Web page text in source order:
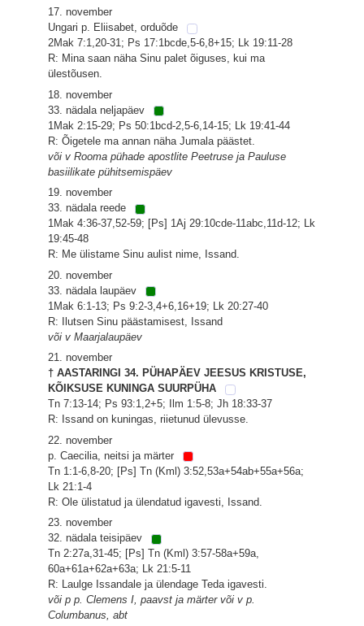
17. november
Ungari p. Eliisabet, orduõde
2Mak 7:1,20-31; Ps 17:1bcde,5-6,8+15; Lk 19:11-28
R: Mina saan näha Sinu palet õiguses, kui ma
ülestõusen.
18. november
33. nädala neljapäev
1Mak 2:15-29; Ps 50:1bcd-2,5-6,14-15; Lk 19:41-44
R: Õigetele ma annan näha Jumala päästet.
või v Rooma pühade apostlite Peetruse ja Pauluse
basiilikate pühitsemispäev
19. november
33. nädala reede
1Mak 4:36-37,52-59; [Ps] 1Aj 29:10cde-11abc,11d-12; Lk
19:45-48
R: Me ülistame Sinu aulist nime, Issand.
20. november
33. nädala laupäev
1Mak 6:1-13; Ps 9:2-3,4+6,16+19; Lk 20:27-40
R: Ilutsen Sinu päästamisest, Issand
või v Maarjalaupäev
21. november
† AASTARINGI 34. PÜHAPÄEV JEESUS KRISTUSE,
KÕIKSUSE KUNINGA SUURPÜHA
Tn 7:13-14; Ps 93:1,2+5; Ilm 1:5-8; Jh 18:33-37
R: Issand on kuningas, riietunud ülevusse.
22. november
p. Caecilia, neitsi ja märter
Tn 1:1-6,8-20; [Ps] Tn (Kml) 3:52,53a+54ab+55a+56a;
Lk 21:1-4
R: Ole ülistatud ja ülendatud igavesti, Issand.
23. november
32. nädala teisipäev
Tn 2:27a,31-45; [Ps] Tn (Kml) 3:57-58a+59a,
60a+61a+62a+63a; Lk 21:5-11
R: Laulge Issandale ja ülendage Teda igavesti.
või p p. Clemens I, paavst ja märter või v p.
Columbanus, abt